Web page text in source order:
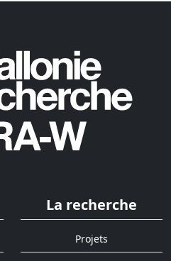
La recherche
Projets